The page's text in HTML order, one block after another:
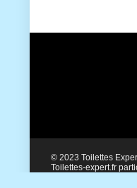
© 2023 Toilettes
Toilettes-expert.fr